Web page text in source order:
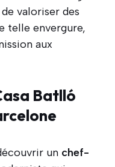
valoriser des
telle envergure,
aux
Batlló
un chef-